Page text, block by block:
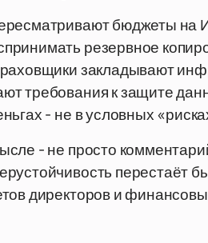
бюджеты на
резервное
закладывают
требования к защите
- не в условных
- не просто
перестаёт
директоров и